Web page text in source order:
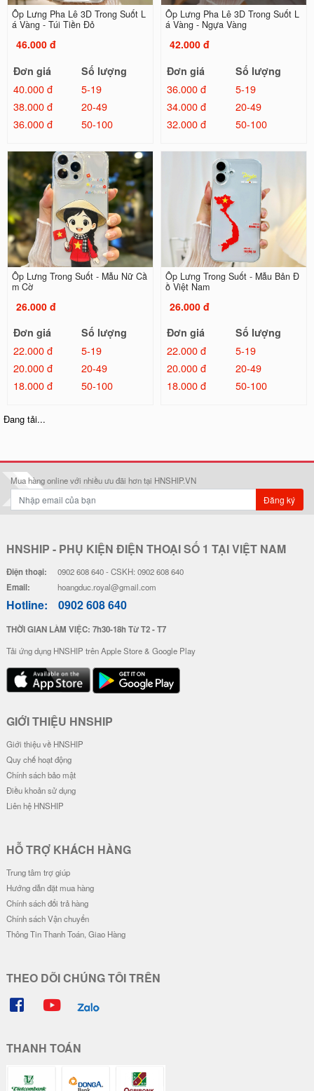
Ốp Lưng Pha Lê 3D Trong Suốt L
á Vàng - Túi Tiền Đỏ
46.000 đ
Đơn giá
Số lượng
40.000 đ
5-19
38.000 đ
20-49
36.000 đ
50-100
Ốp Lưng Pha Lê 3D Trong Suốt L
á Vàng - Ngựa Vàng
42.000 đ
Đơn giá
Số lượng
36.000 đ
5-19
34.000 đ
20-49
32.000 đ
50-100
Ốp Lưng Trong Suốt - Mẫu Nữ Cầ
m Cờ
26.000 đ
Đơn giá
Số lượng
22.000 đ
5-19
20.000 đ
20-49
18.000 đ
50-100
Ốp Lưng Trong Suốt - Mẫu Bản Đ
ồ Việt Nam
26.000 đ
Đơn giá
Số lượng
22.000 đ
5-19
20.000 đ
20-49
18.000 đ
50-100
á Vàng - Túi Tiền Đỏ
46.000 đ
Đơn giá
Số lượng
40.000 đ
5-19
38.000 đ
20-49
36.000 đ
50-100
á Vàng - Túi Tiền Vàng
46.000 đ
36.000 đ
ữ Ký
Đơn giá
Số lượng
30.000 đ
28.000 đ
-
26.000 đ
-
Điện thoại: 0902 608 640 - CSKH: 0902 608 640